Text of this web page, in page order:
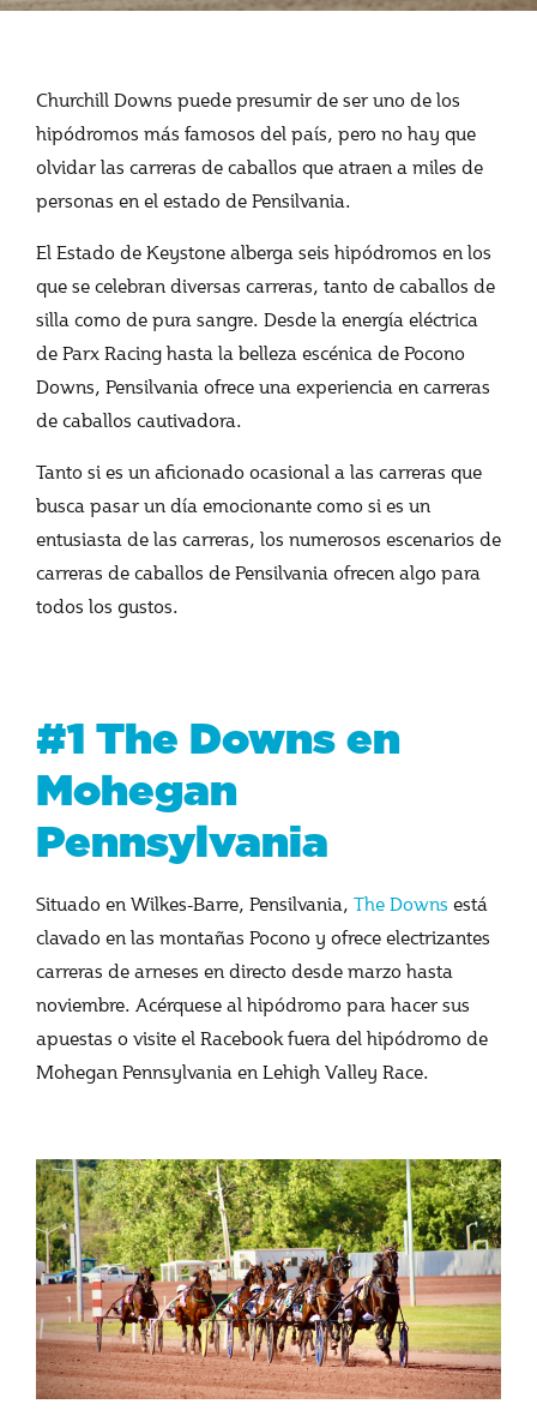
Churchill Downs puede presumir de ser uno de los
hipódromos más famosos del país, pero no hay que
olvidar las carreras de caballos que atraen a miles de
personas en el estado de Pensilvania.
El Estado de Keystone alberga seis hipódromos en los
que se celebran diversas carreras, tanto de caballos de
silla como de pura sangre. Desde la energía eléctrica
de Parx Racing hasta la belleza escénica de Pocono
Downs, Pensilvania ofrece una experiencia en carreras
de caballos cautivadora.
Tanto si es un aficionado ocasional a las carreras que
busca pasar un día emocionante como si es un
entusiasta de las carreras, los numerosos escenarios de
carreras de caballos de Pensilvania ofrecen algo para
todos los gustos.
#1 The Downs en
Mohegan
Pennsylvania
Situado en Wilkes-Barre, Pensilvania, The Downs está
clavado en las montañas Pocono y ofrece electrizantes
carreras de arneses en directo desde marzo hasta
noviembre. Acérquese al hipódromo para hacer sus
apuestas o visite el Racebook fuera del hipódromo de
Mohegan Pennsylvania en Lehigh Valley Race.